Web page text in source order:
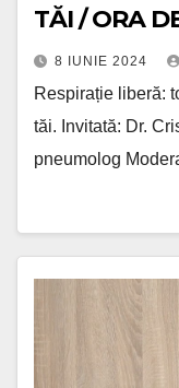
TĂI / ORA
8 IUNIE 2024
Respirație liberă:
tăi. Invitată: Dr.
pneumolog